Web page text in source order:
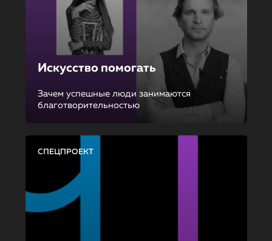
Искусство помогать
Зачем успешные люди занимаются
благотворительностью
СПЕЦПРОЕКТ